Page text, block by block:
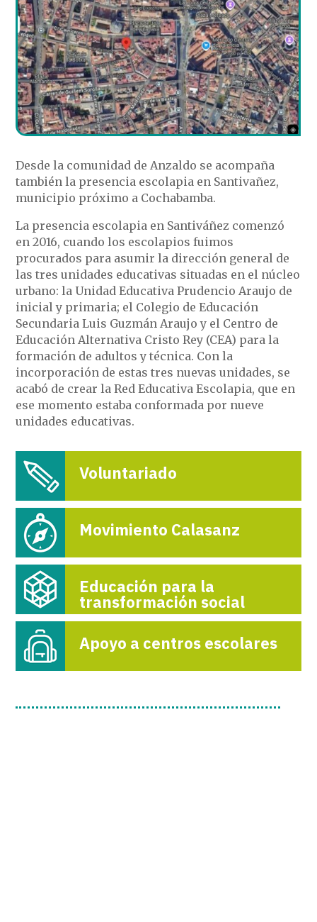
Desde la comunidad de Anzaldo se acompaña
también la presencia escolapia en Santivañez,
municipio próximo a Cochabamba.
La presencia escolapia en Santiváñez comenzó
en 2016, cuando los escolapios fuimos
procurados para asumir la dirección general de
las tres unidades educativas situadas en el núcleo
urbano: la Unidad Educativa Prudencio Araujo de
inicial y primaria; el Colegio de Educación
Secundaria Luis Guzmán Araujo y el Centro de
Educación Alternativa Cristo Rey (CEA) para la
formación de adultos y técnica. Con la
incorporación de estas tres nuevas unidades, se
acabó de crear la Red Educativa Escolapia, que en
ese momento estaba conformada por nueve
unidades educativas.
Voluntariado
Movimiento Calasanz
Educación para la
transformación social
Apoyo a centros escolares